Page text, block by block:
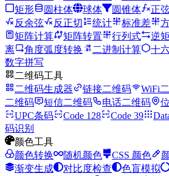
矩形
圆柱体 球体 圆锥体 正
反余弦
反正切 统计 标准差
矩阵计算
矩阵转置 行列式 逆
离
角度弧度转换 二进制计算 十
数字拼写
二维码工具
二维码生成器
链接二维码 WiFi
二维码
短信二维码 电话二维码
UPC条码
Code 128 Code 39
码识别
颜色工具
颜色转换
随机颜色 CSS 颜色
渐变生成
对比度检查 色盲模拟